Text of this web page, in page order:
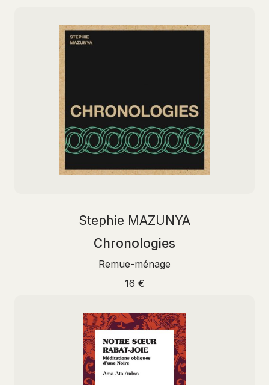
Stephie MAZUNYA
Chronologies
Remue-ménage
16 €